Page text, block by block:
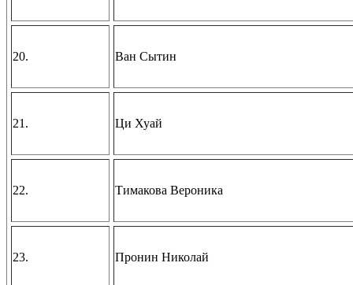
20. Ван Сытин
21. Ци Хуай
22. Тимакова Вероника
23. Пронин Николай